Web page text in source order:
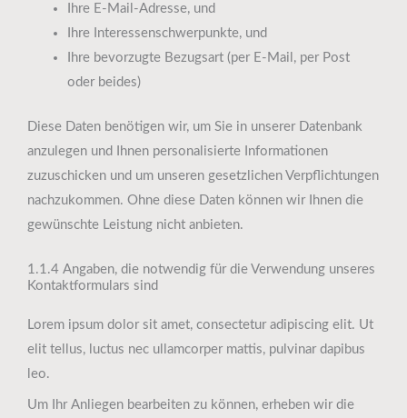
Ihre E-Mail-Adresse, und
Ihre Interessenschwerpunkte, und
Ihre bevorzugte Bezugsart (per E-Mail, per Post
oder beides)
Diese Daten benötigen wir, um Sie in unserer Datenbank
anzulegen und Ihnen personalisierte Informationen
zuzuschicken und um unseren gesetzlichen Verpflichtungen
nachzukommen. Ohne diese Daten können wir Ihnen die
gewünschte Leistung nicht anbieten.
1.1.4 Angaben, die notwendig für die Verwendung unseres
Kontaktformulars sind
Lorem ipsum dolor sit amet, consectetur adipiscing elit. Ut
elit tellus, luctus nec ullamcorper mattis, pulvinar dapibus
leo.
Um Ihr Anliegen bearbeiten zu können, erheben wir die